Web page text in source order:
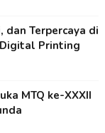
dan Terpercaya di
Printing
MTQ ke-XXXII